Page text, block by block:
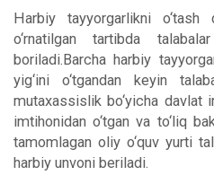
Harbiy tayyorgarlikni
o‘rnatilgan tartibda
boriladi.Barcha harbiy
yig‘ini o‘tgandan keyin
mutaxassislik bo‘yicha davlat
imtihonidan o‘tgan va to‘liq
tamomlagan oliy o‘quv yurti
harbiy unvoni beriladi.